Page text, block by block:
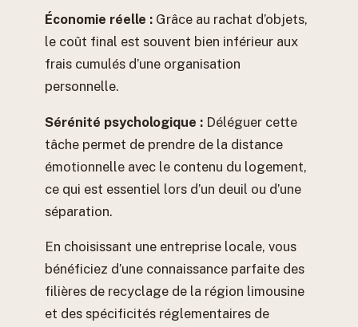
Économie réelle : Grâce au rachat d’objets,
le coût final est souvent bien inférieur aux
frais cumulés d’une organisation
personnelle.
Sérénité psychologique : Déléguer cette
tâche permet de prendre de la distance
émotionnelle avec le contenu du logement,
ce qui est essentiel lors d’un deuil ou d’une
séparation.
En choisissant une entreprise locale, vous
bénéficiez d’une connaissance parfaite des
filières de recyclage de la région limousine
et des spécificités réglementaires de